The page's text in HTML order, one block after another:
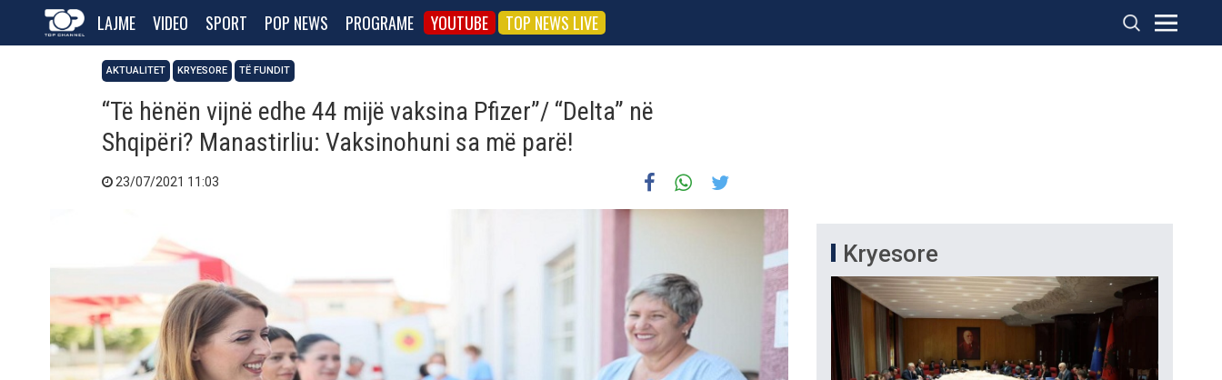
LAJME VIDEO SPORT POP NEWS PROGRAME YOUTUBE TOP NEWS LIVE
AKTUALITET KRYESORE TË FUNDIT
“Të hënën vijnë edhe 44 mijë vaksina Pfizer”/ “Delta” në
Shqipëri? Manastirliu: Vaksinohuni sa më parë!
23/07/2021 11:03
Kryesore